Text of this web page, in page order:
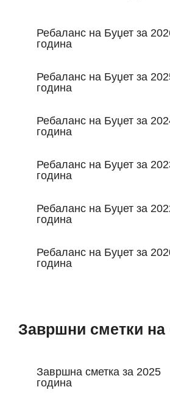
Ребаланс на Буџет за
година
Ребаланс на Буџет за
година
Ребаланс на Буџет за
година
Ребаланс на Буџет за
година
Ребаланс на Буџет за
година
Ребаланс на Буџет за
година
Завршни сметки на
Завршна сметка за 2025
година